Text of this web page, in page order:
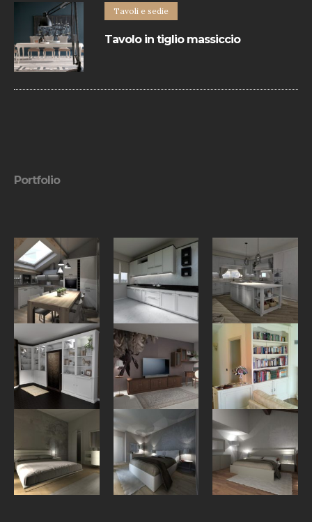
Tavoli e sedie
Tavolo in tiglio massiccio
diversi colori e finiture del legno
Portfolio